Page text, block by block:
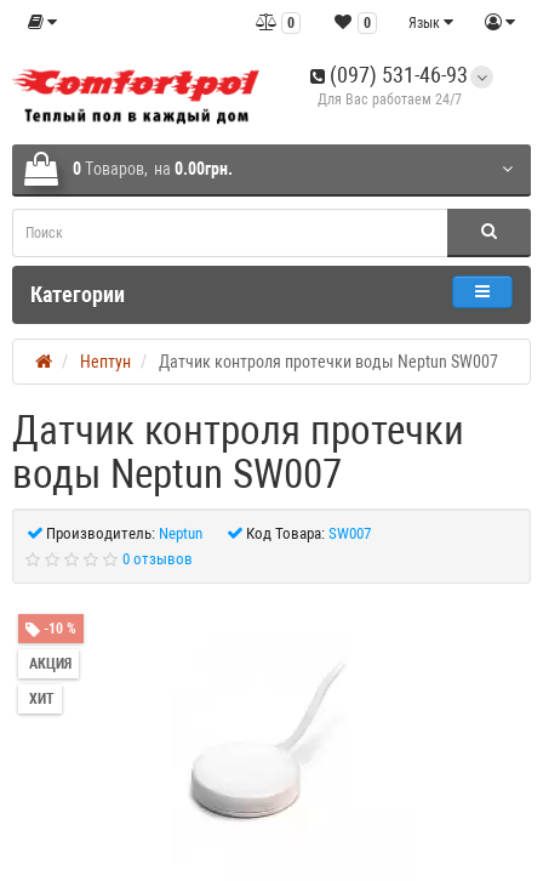
Язык
0
0
(097) 531-46-93
Для Вас работаем 24/7
0Tоваров, на 0.00грн.
Категории
Нептун Датчик контроля протечки воды Neptun SW007
Датчик контроля протечки
воды Neptun SW007
Производитель: Neptun Код Товара: SW007
0 отзывов
-10 %
АКЦИЯ
ХИТ